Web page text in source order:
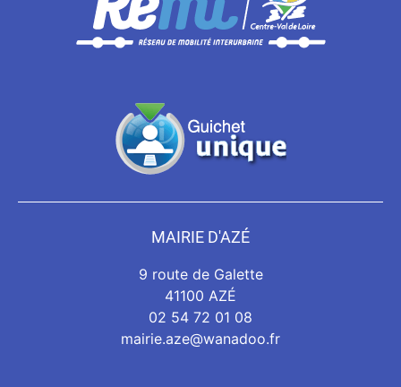
MAIRIE D'AZÉ
9 route de Galette
41100 AZÉ
02 54 72 01 08
mairie.aze@wanadoo.fr